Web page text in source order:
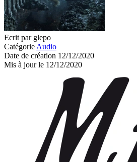
Ecrit par glepo
Catégorie Audio
Date de création 12/12/2020
Mis à jour le 12/12/2020